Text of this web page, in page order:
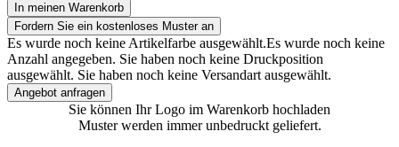
In meinen Warenkorb
Fordern Sie ein kostenloses Muster an
Es wurde noch keine Artikelfarbe ausgewählt.Es wurde noch keine
Anzahl angegeben. Sie haben noch keine Druckposition
ausgewählt. Sie haben noch keine Versandart ausgewählt.
Angebot anfragen
Sie können Ihr Logo im Warenkorb hochladen
Muster werden immer unbedruckt geliefert.